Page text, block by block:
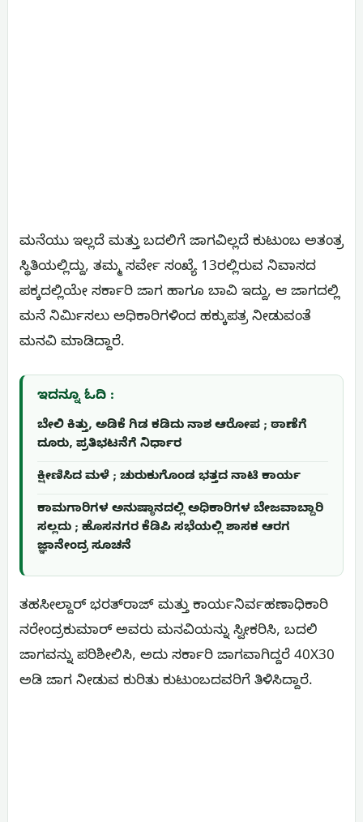
ಮನೆಯು ಇಲ್ಲದೆ ಮತ್ತು ಬದಲಿಗೆ ಜಾಗವಿಲ್ಲದೆ ಕುಟುಂಬ ಅತಂತ್ರ
ಸ್ಥಿತಿಯಲ್ಲಿದ್ದು, ತಮ್ಮ ಸರ್ವೇ ಸಂಖ್ಯೆ 13ರಲ್ಲಿರುವ ನಿವಾಸದ
ಪಕ್ಕದಲ್ಲಿಯೇ ಸರ್ಕಾರಿ ಜಾಗ ಹಾಗೂ ಬಾವಿ ಇದ್ದು, ಆ ಜಾಗದಲ್ಲಿ
ಮನೆ ನಿರ್ಮಿಸಲು ಅಧಿಕಾರಿಗಳಿಂದ ಹಕ್ಕುಪತ್ರ ನೀಡುವಂತೆ
ಮನವಿ ಮಾಡಿದ್ದಾರೆ.
ಇದನ್ನೂ ಓದಿ :
ಬೇಲಿ ಕಿತ್ತು, ಅಡಿಕೆ ಗಿಡ ಕಡಿದು ನಾಶ ಆರೋಪ ; ಠಾಣೆಗೆ
ದೂರು, ಪ್ರತಿಭಟನೆಗೆ ನಿರ್ಧಾರ
ಕ್ಷೀಣಿಸಿದ ಮಳೆ ; ಚುರುಕುಗೊಂಡ ಭತ್ತದ ನಾಟಿ ಕಾರ್ಯ
ಕಾಮಗಾರಿಗಳ ಅನುಷ್ಠಾನದಲ್ಲಿ ಅಧಿಕಾರಿಗಳ ಬೇಜವಾಬ್ದಾರಿ
ಸಲ್ಲದು ; ಹೊಸನಗರ ಕೆಡಿಪಿ ಸಭೆಯಲ್ಲಿ ಶಾಸಕ ಆರಗ
ಜ್ಞಾನೇಂದ್ರ ಸೂಚನೆ
ತಹಸೀಲ್ದಾರ್ ಭರತ್‌ರಾಜ್ ಮತ್ತು ಕಾರ್ಯನಿರ್ವಹಣಾಧಿಕಾರಿ
ನರೇಂದ್ರಕುಮಾರ್ ಅವರು ಮನವಿಯನ್ನು ಸ್ವೀಕರಿಸಿ, ಬದಲಿ
ಜಾಗವನ್ನು ಪರಿಶೀಲಿಸಿ, ಅದು ಸರ್ಕಾರಿ ಜಾಗವಾಗಿದ್ದರೆ 40X30
ಅಡಿ ಜಾಗ ನೀಡುವ ಕುರಿತು ಕುಟುಂಬದವರಿಗೆ ತಿಳಿಸಿದ್ದಾರೆ.